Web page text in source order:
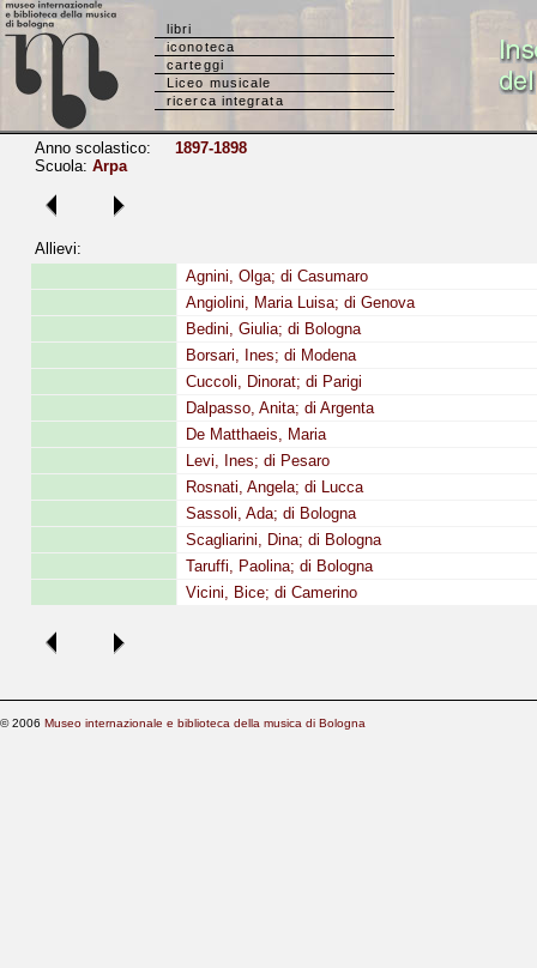
libri
iconoteca
carteggi
Liceo musicale
ricerca integrata
Anno scolastico: 1897-1898
Scuola: Arpa
Allievi:
Agnini, Olga; di Casumaro
Angiolini, Maria Luisa; di Genova
Bedini, Giulia; di Bologna
Borsari, Ines; di Modena
Cuccoli, Dinorat; di Parigi
Dalpasso, Anita; di Argenta
De Matthaeis, Maria
Levi, Ines; di Pesaro
Rosnati, Angela; di Lucca
Sassoli, Ada; di Bologna
Scagliarini, Dina; di Bologna
Taruffi, Paolina; di Bologna
Vicini, Bice; di Camerino
© 2006 Museo internazionale e biblioteca della musica di Bologna